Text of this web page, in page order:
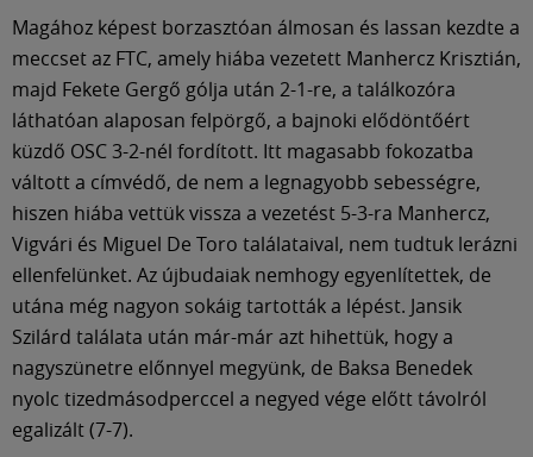
Magához képest borzasztóan álmosan és lassan kezdte a
meccset az FTC, amely hiába vezetett Manhercz Krisztián,
majd Fekete Gergő gólja után 2-1-re, a találkozóra
láthatóan alaposan felpörgő, a bajnoki elődöntőért
küzdő OSC 3-2-nél fordított. Itt magasabb fokozatba
váltott a címvédő, de nem a legnagyobb sebességre,
hiszen hiába vettük vissza a vezetést 5-3-ra Manhercz,
Vigvári és Miguel De Toro találataival, nem tudtuk lerázni
ellenfelünket. Az újbudaiak nemhogy egyenlítettek, de
utána még nagyon sokáig tartották a lépést. Jansik
Szilárd találata után már-már azt hihettük, hogy a
nagyszünetre előnnyel megyünk, de Baksa Benedek
nyolc tizedmásodperccel a negyed vége előtt távolról
egalizált (7-7).
Shop
Közösség
Múzeum
English